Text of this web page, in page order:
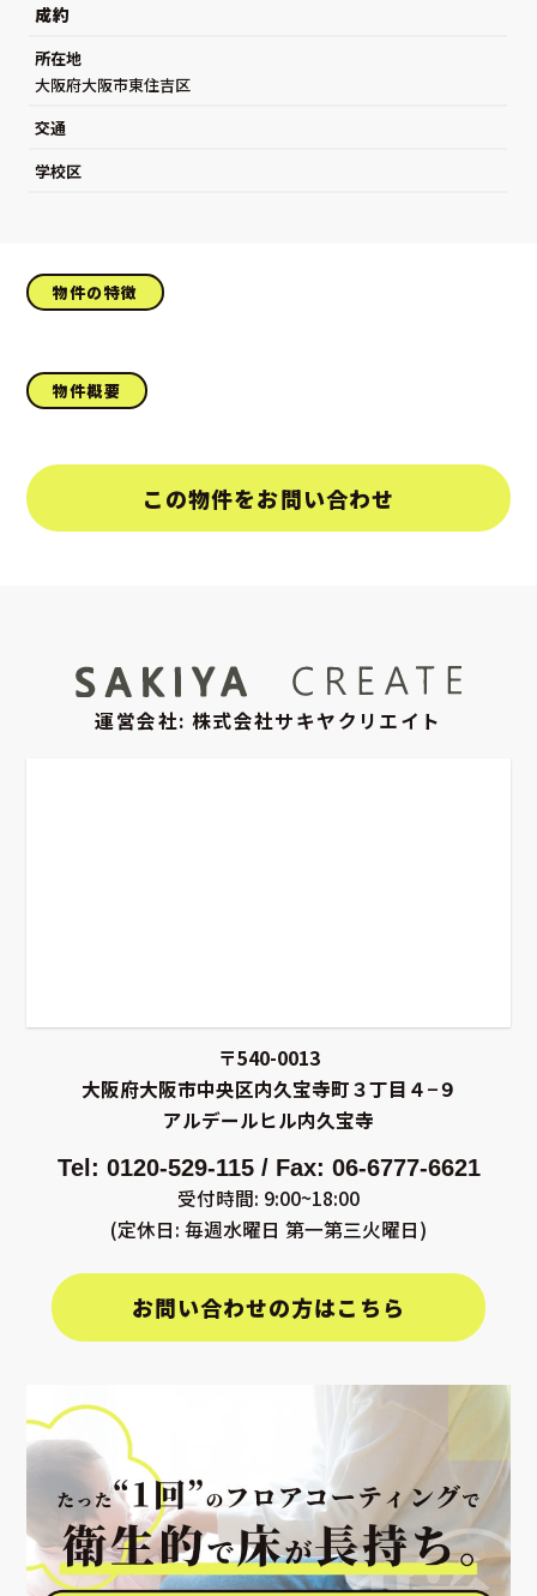
成約
所在地
大阪府大阪市東住吉区
交通
学校区
物件の特徴
物件概要
この物件をお問い合わせ
運営会社: 株式会社サキヤクリエイト
〒540-0013
大阪府大阪市中央区内久宝寺町３丁目４−９
アルデールヒル内久宝寺
Tel: 0120-529-115 / Fax: 06-6777-6621
受付時間: 9:00~18:00
(定休日: 毎週水曜日 第一第三火曜日)
お問い合わせの方はこちら